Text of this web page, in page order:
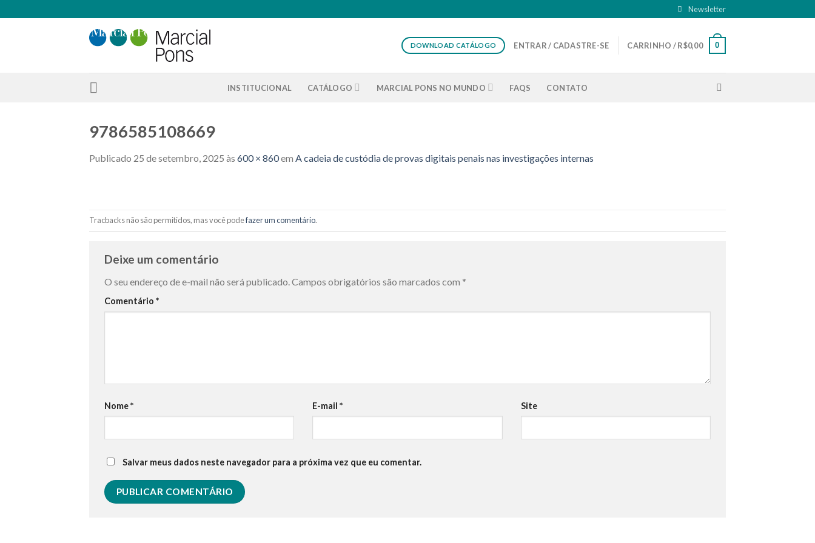
to
Newsletter
DOWNLOAD CATÁLOGO ENTRAR / CADASTRE-SE CARRINHO /R$0,00 0
INSTITUCIONAL CATÁLOGO MARCIAL PONS NO MUNDO FAQS CONTATO
9786585108669
Publicado 25 de setembro, 2025 às 600 × 860em A cadeia de custódia de provas digitais penais nas investigações internas
Tracbacks não são permitidos, mas você podefazer um comentário.
Deixe um comentário
O seu endereço de e-mail não será publicado.Campos obrigatórios são marcados com *
Comentário *
Nome* E-mail* Site
Salvar meus dados neste navegador para a próxima vez que eu comentar.